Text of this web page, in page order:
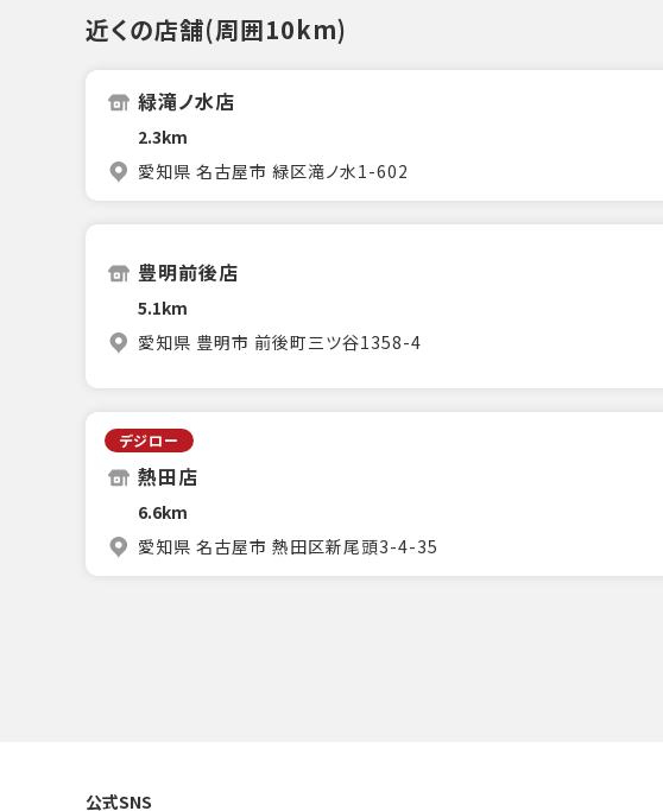
近くの店舗(周囲10km)
緑滝ノ水店
2.3km
愛知県 名古屋市 緑区滝ノ水1-602
豊明前後店
5.1km
愛知県 豊明市 前後町三ツ谷1358-4
デジロー
熱田店
6.6km
愛知県 名古屋市 熱田区新尾頭3-4-35
公式SNS